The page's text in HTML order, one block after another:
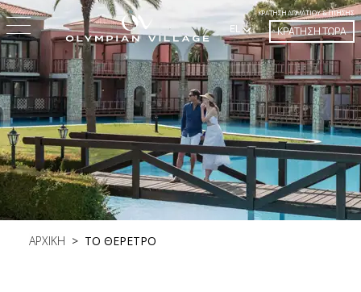
EL
ΚΡΆΤΗΣΗ ΔΩΜΑΤΊΟΥ & ΠΤΉΣΗΣ
ΚΡΑΤΗΣΗ ΤΩΡΑ
ΑΡΧΙΚΗ ΤΟ ΘΕΡΕΤΡΟ